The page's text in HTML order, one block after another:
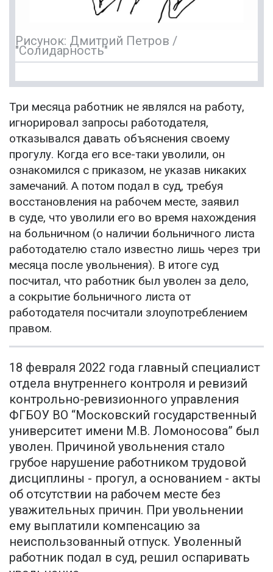
Рисунок: Дмитрий Петров /
"Солидарность"
Три месяца работник не являлся на работу,
игнорировал запросы работодателя,
отказывался давать объяснения своему
прогулу. Когда его все-таки уволили, он
ознакомился с приказом, не указав никаких
замечаний. А потом подал в суд, требуя
восстановления на рабочем месте, заявил
в суде, что уволили его во время нахождения
на больничном (о наличии больничного листа
работодателю стало известно лишь через три
месяца после увольнения). В итоге суд
посчитал, что работник был уволен за дело,
а сокрытие больничного листа от
работодателя посчитали злоупотреблением
правом.
18 февраля 2022 года главный специалист
отдела внутреннего контроля и ревизий
контрольно-ревизионного управления
ФГБОУ ВО “Московский государственный
университет имени М.В. Ломоносова” был
уволен. Причиной увольнения стало
грубое нарушение работником трудовой
дисциплины - прогул, а основанием - акты
об отсутствии на рабочем месте без
уважительных причин. При увольнении
ему выплатили компенсацию за
неиспользованный отпуск. Уволенный
работник подал в суд, решил оспаривать